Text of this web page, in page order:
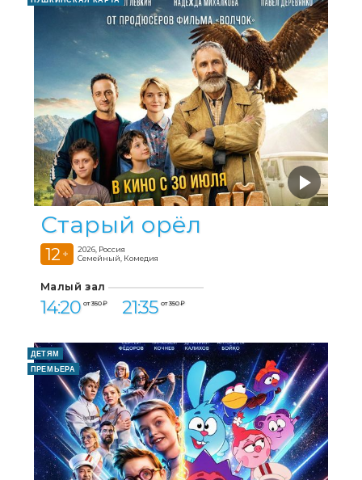
Старый орёл
12 +
2026, Россия
Семейный, Комедия
Малый зал
14:20 от 350 ₽ 21:35 от 350 ₽
ДЕТЯМ
ПРЕМЬЕРА